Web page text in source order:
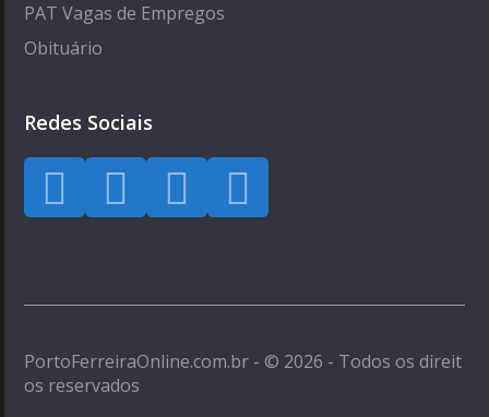
PAT Vagas de Empregos
Obituário
Redes Sociais
PortoFerreiraOnline.com.br - © 2026 - Todos os direit
os reservados